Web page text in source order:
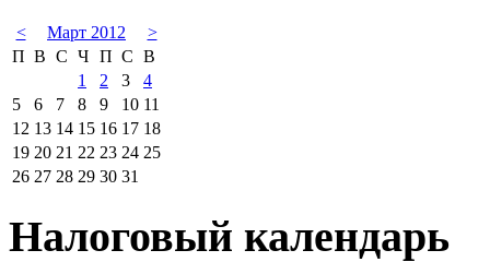
< Март 2012
>
П В С Ч П С В
1
2 3
4
5
6 7 8 9 10 11
12 13 14 15 16 17 18
19 20 21 22 23 24 25
26 27 28 29 30 31
Налоговый календарь